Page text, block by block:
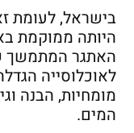
בישראל, לעומת
היותה ממוקמת
האתגר המתמשך
לאוכלוסייה
מומחיות, הבנה
המים.